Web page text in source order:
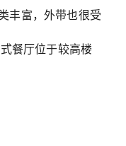
丰富，外带也很受
餐厅位于较高楼